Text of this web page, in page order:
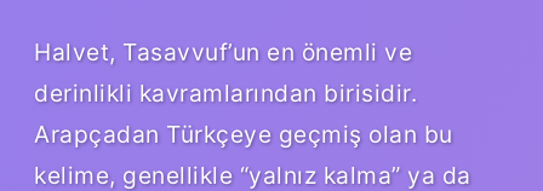
Halvet, Tasavvuf’un en önemli ve
derinlikli kavramlarından birisidir.
Arapçadan Türkçeye geçmiş olan bu
kelime, genellikle “yalnız kalma” ya da